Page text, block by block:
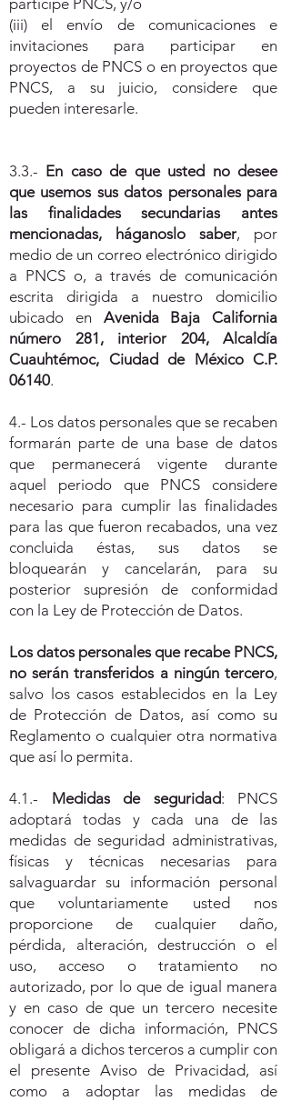
participe PNCS, y/o
(iii) el envío de comunicaciones e
invitaciones para participar en
proyectos de PNCS o en proyectos que
PNCS, a su juicio, considere que
pueden interesarle.
3.3.- En caso de que usted no desee
que usemos sus datos personales para
las finalidades secundarias antes
mencionadas, háganoslo saber, por
medio de un correo electrónico dirigido
a PNCS o, a través de comunicación
escrita dirigida a nuestro domicilio
ubicado en Avenida Baja California
número 281, interior 204, Alcaldía
Cuauhtémoc, Ciudad de México C.P.
06140.
4.- Los datos personales que se recaben
formarán parte de una base de datos
que permanecerá vigente durante
aquel periodo que PNCS considere
necesario para cumplir las finalidades
para las que fueron recabados, una vez
concluida éstas, sus datos se
bloquearán y cancelarán, para su
posterior supresión de conformidad
con la Ley de Protección de Datos.
Los datos personales que recabe PNCS,
no serán transferidos a ningún tercero,
salvo los casos establecidos en la Ley
de Protección de Datos, así como su
Reglamento o cualquier otra normativa
que así lo permita.
4.1.- Medidas de seguridad: PNCS
adoptará todas y cada una de las
medidas de seguridad administrativas,
físicas y técnicas necesarias para
salvaguardar su información personal
que voluntariamente usted nos
proporcione de cualquier daño,
pérdida, alteración, destrucción o el
uso, acceso o tratamiento no
autorizado, por lo que de igual manera
y en caso de que un tercero necesite
conocer de dicha información, PNCS
obligará a dichos terceros a cumplir con
el presente Aviso de Privacidad, así
como a adoptar las medidas de